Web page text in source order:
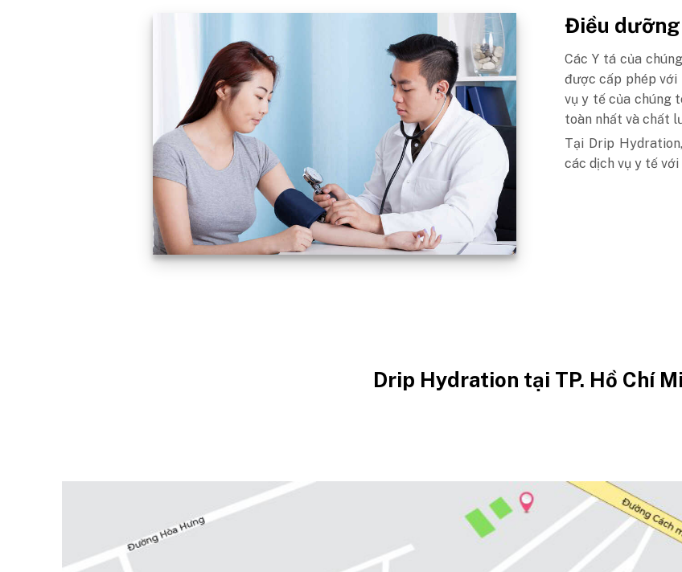
Điều
Các Y tá của
được cấp phép với
vụ y tế của chúng
toàn nhất và chất
Tại Drip
các dịch vụ y tế
Drip Hydration tại TP. Hồ Chí